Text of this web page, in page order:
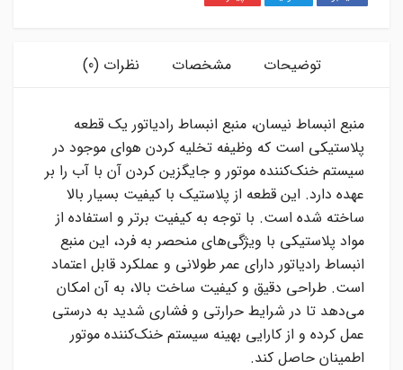
توضیحات مشخصات نظرات (0)
منبع انبساط نیسان، منبع انبساط رادیاتور یک قطعه
پلاستیکی است که وظیفه تخلیه کردن هوای موجود در
سیستم خنک‌کننده موتور و جایگزین کردن آن با آب را بر
عهده دارد. این قطعه از پلاستیک با کیفیت بسیار بالا
ساخته شده است. با توجه به کیفیت برتر و استفاده از
مواد پلاستیکی با ویژگی‌های منحصر به فرد، این منبع
انبساط رادیاتور دارای عمر طولانی و عملکرد قابل اعتماد
است. طراحی دقیق و کیفیت ساخت بالا، به آن امکان
می‌دهد تا در شرایط حرارتی و فشاری شدید به درستی
عمل کرده و از کارایی بهینه سیستم خنک‌کننده موتور
اطمینان حاصل کند.